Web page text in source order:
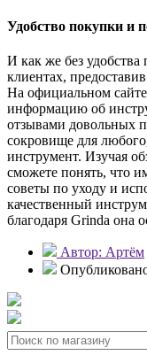
Удобство покупки и
И как же без удобства
клиентах,
На официальном
информацию об
отзывами довольных
сокровище для
инструмент. Изучая
сможете понять, что
советы по уходу и
качественный
благодаря Grinda она
Автор: Артём